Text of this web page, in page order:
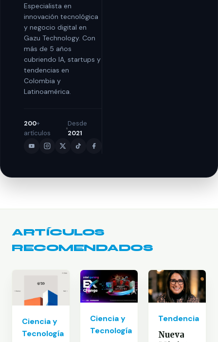
Especialista en
innovación tecnológica
y negocio digital en
Gazu Technology. Con
más de 5 años
cubriendo IA, startups y
tendencias en
Colombia y
Latinoamérica.
200+
artículos
Desde
2021
ARTÍCULOS
RECOMENDADOS
Ciencia y
Tecnología
Ciencia y
Tecnología
Tendencia
Nueva